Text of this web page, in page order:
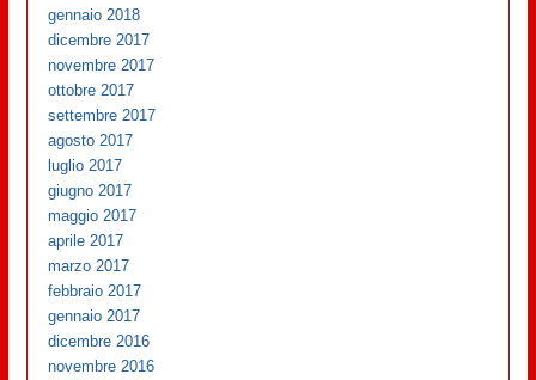
gennaio 2018
dicembre 2017
novembre 2017
ottobre 2017
settembre 2017
agosto 2017
luglio 2017
giugno 2017
maggio 2017
aprile 2017
marzo 2017
febbraio 2017
gennaio 2017
dicembre 2016
novembre 2016